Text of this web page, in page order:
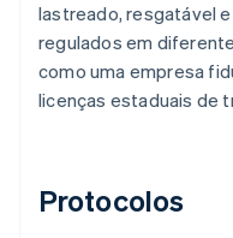
lastreado, resgatável
regulados em
como uma empresa
licenças estaduais de
Protocolos